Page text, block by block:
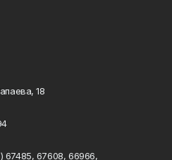
18
67485, 67608, 66966,